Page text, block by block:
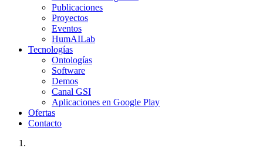
Publicaciones
Proyectos
Eventos
HumAILab
Tecnologías
Ontologías
Software
Demos
Canal GSI
Aplicaciones en Google Play
Ofertas
Contacto